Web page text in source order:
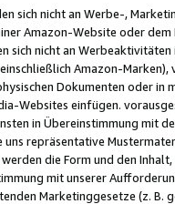
sich nicht an Werbe-,
Amazon-Website oder
sich nicht an
Amazon-
Dokumenten oder in
Websites einfügen.
in Übereinstimmung mit
repräsentative
die Form und den
mit unserer
Marketinggesetze (z. B.